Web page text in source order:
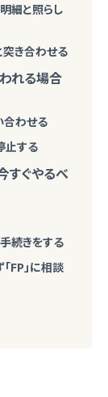
細と照らし
突き合わせる
れる場合
合わせる
止する
すぐやるべ
続きをする
FP」に相談